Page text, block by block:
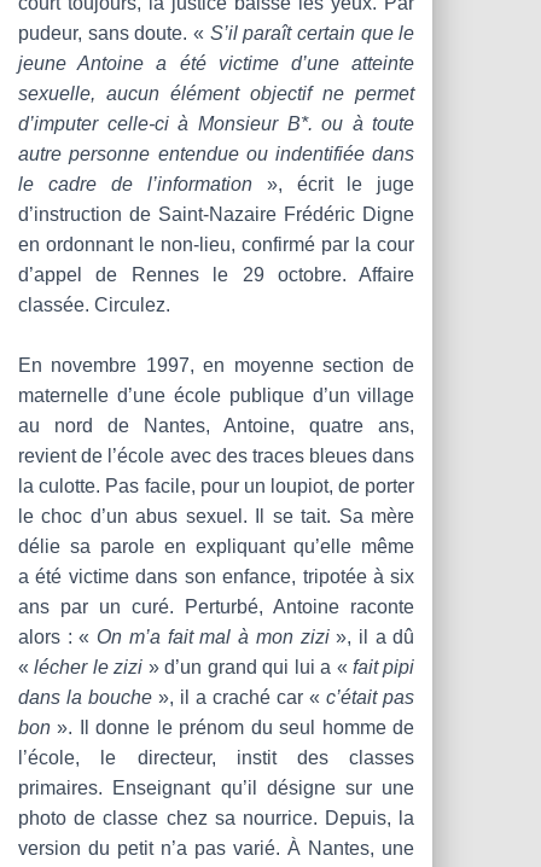
pudeur, sans doute. « S’il paraît certain que le
jeune Antoine a été victime d’une atteinte
sexuelle, aucun élément objectif ne permet
d’imputer celle-ci à Monsieur B*. ou à toute
autre personne entendue ou indentifiée dans
le cadre de l’information», écrit le juge
d’instruction de Saint-Nazaire Frédéric Digne
en ordonnant le non-lieu, confirmé par la cour
d’appel de Rennes le 29 octobre. Affaire
classée. Circulez.
En novembre 1997, en moyenne section de
maternelle d’une école publique d’un village
au nord de Nantes, Antoine, quatre ans,
revient de l’école avec des traces bleues dans
la culotte. Pas facile, pour un loupiot, de porter
le choc d’un abus sexuel. Il se tait. Sa mère
délie sa parole en expliquant qu’elle même
a été victime dans son enfance, tripotée à six
ans par un curé. Perturbé, Antoine raconte
alors : « On m’a fait mal à mon zizi», il a dû
«lécher le zizi » d’un grand qui lui a « fait pipi
dans la bouche », il a craché car «c’était pas
bon ». Il donne le prénom du seul homme de
l’école, le directeur, instit des classes
primaires. Enseignant qu’il désigne sur une
photo de classe chez sa nourrice. Depuis, la
version du petit n’a pas varié. À Nantes, une